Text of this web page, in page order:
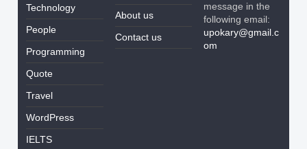
Technology
People
Programming
Quote
Travel
WordPress
IELTS
About us
Contact us
message in the
following email:
upokary@gmail.c
om